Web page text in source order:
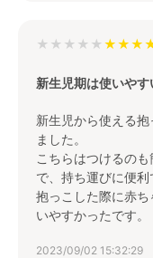
★★★★★
新生児期は使いやす
新生児から使える
ました。
こちらはつけるの
で、持ち運びに便利
抱っこした際に赤
いやすかったです。
2023/09/02 15:32:29